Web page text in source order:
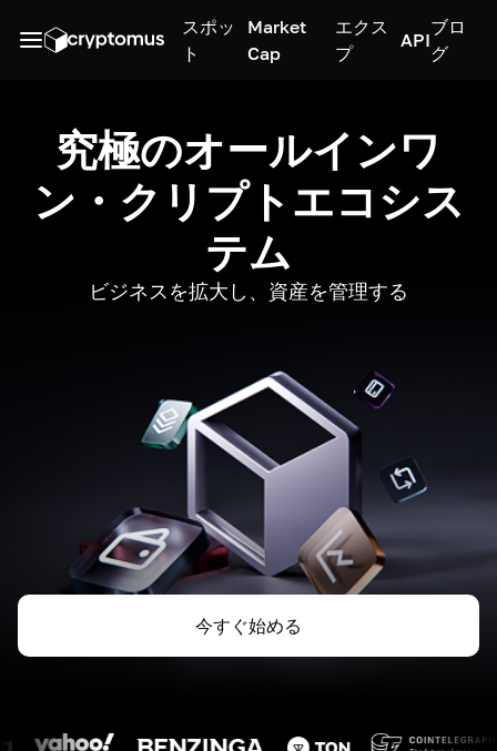
スポッ
ト
Market
Cap
エクス
プ
API
ブロ
グ
究極のオールインワ
ン・クリプトエコシス
テム
ビジネスを拡大し、資産を管理する
今すぐ始める